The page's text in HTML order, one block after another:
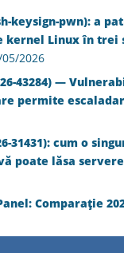
keysign-pwn): a
Linux în trei
2026
43284) —
permite
31431): cum o
poate lăsa
Comparație